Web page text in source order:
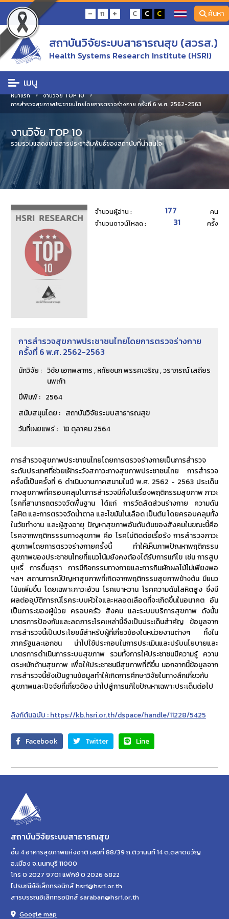
- ก + C C C ค้นหา
สถาบันวิจัยระบบสาธารณสุข (สวรส.)
Health Systems Research Institute (HSRI)
เมนู
หน้าแรก
งานวิจัย TOP 10
การสำรวจสุขภาพประชาชนไทยโดยการตรวจร่างกาย ครั้งที่ 6 พ.ศ. 2562-2563
งานวิจัย TOP 10
รวมรวมแสดงข่าวสารประชาสัมพันธ์ของสถานับที่น่าสนใจ
จำนวนผู้อ่าน : 177
คน
จำนวนดาวน์โหลด :
31 ครั้้ง
การสำรวจสุขภาพประชาชนไทยโดยการตรวจร่างกาย
ครั้งที่ 6 พ.ศ. 2562-2563
นักวิจัย : วิชัย เอกพลากร , หทัยชนก พรรคเจริญ , วราภรณ์ เสถียร
นพเก้า
ปีพิมพ์ : 2564
สนับสนุนโดย : สถาบันวิจัยระบบสาธารณสุข
วันที่เผยแพร่ : 18 ตุลาคม 2564
การสำรวจสุขภาพประชาชนไทยโดยการตรวจร่างกายเป็นการสำรวจ
ระดับประเทศที่ช่วยเฝ้าระวังสภาวะทางสุขภาพประชาชนไทย การสำรวจ
ครั้งนี้เป็นครั้งที่ 6 ดำเนินงานภาคสนามในปี พ.ศ. 2562 - 2563 ประเด็น
ทางสุขภาพที่ครอบคลุมในการสำรวจมีทั้งในเรื่องพฤติกรรมสุขภาพ ภาวะ
โรคที่สามารถตรวจวัดพื้นฐาน ได้แก่ การวัดสัดส่วนร่างกาย ความดัน
โลหิต และการตรวจวัดน้ำตาล และไขมันในเลือด เป็นต้น โดยครอบคลุมทั้ง
ในวัยทำงาน และผู้สูงอายุ ปัญหาสุขภาพอันดับต้นของสังคมในขณะนี้คือ
โรคจากพฤติกรรรมทางสุขภาพ คือ โรคไม่ติดต่อเรื้อรัง การสำรวจภาวะ
สุขภาพโดยการตรวจร่างกายครั้งนี้ ทำให้เห็นภาพปัญหาพฤติกรรม
สุขภาพของประชาชนไทยที่แนวโน้มยังคงต้องได้รับการแก้ไข เช่น การสูบ
บุหรี่ การดื่มสุรา การมีกิจกรรมทางกายและการกินผักผลไม้ไม่เพียงพอ
ฯลฯ สถานการณ์ปัญหาสุขภาพที่เกิดจากพฤติกรรมสุขภาพข้างต้น มีแนว
โน้มเพิ่มขึ้น โดยเฉพาะภาวะอ้วน โรคเบาหวาน โรคความดันโลหิตสูง ซึ่งมี
ผลต่ออุบัติการณ์โรคระบบหัวใจและหลอดเลือดที่จะเกิดขึ้นในอนาคต อัน
เป็นภาระของผู้ป่วย ครอบครัว สังคม และระบบบริการสุขภาพ ดังนั้น
มาตรการป้องกันและลดภาระโรคเหล่านี้จึงเป็นประเด็นสำคัญ ข้อมูลจาก
การสำรวจนี้เป็นประโยชน์สำหรับผู้ที่เกี่ยวข้องในหน่วยงานต่างๆ ทั้งใน
ภาครัฐและเอกชน นำไปใช้ประกอบในการประเมินและปรับนโยบายและ
มาตรการดำเนินการระบบสุขภาพ รวมทั้งการให้ประชาชนมีความรู้ ความ
ตระหนักด้านสุขภาพ เพื่อให้ประชาชนมีสุขภาพที่ดีขึ้น นอกจากนี้ข้อมูลจาก
การสำรวจนี้ยังเป็นฐานข้อมูลทำให้เกิดการศึกษาวิจัยในทางลึกเกี่ยวกับ
สุขภาพและปัจจัยที่เกี่ยวข้อง นำไปสู่การแก้ไขปัญหาเฉพาะประเด็นต่อไป
ลิงก์ต้นฉบับ : https://kb.hsri.or.th/dspace/handle/11228/5425
Facebook Twitter Line
สถาบันวิจัยระบบสาธารณสุข
ชั้น 4 อาคารสุขภาพแห่งชาติ เลขที่ 88/39 ถ.ติวานนท์ 14 ต.ตลาดขวัญ
อ.เมือง จ.นนทบุรี 11000
โทร 0 2027 9701 แฟกซ์ 0 2026 6822
ไปรษณีย์อิเล็กทรอนิกส์ hsri@hsri.or.th
สารบรรณอิเล็กทรอนิกส์ saraban@hsri.or.th
Google map